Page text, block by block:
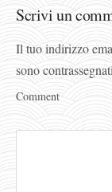
Scrivi un
Il tuo indirizzo
sono contrassegnati
Comment